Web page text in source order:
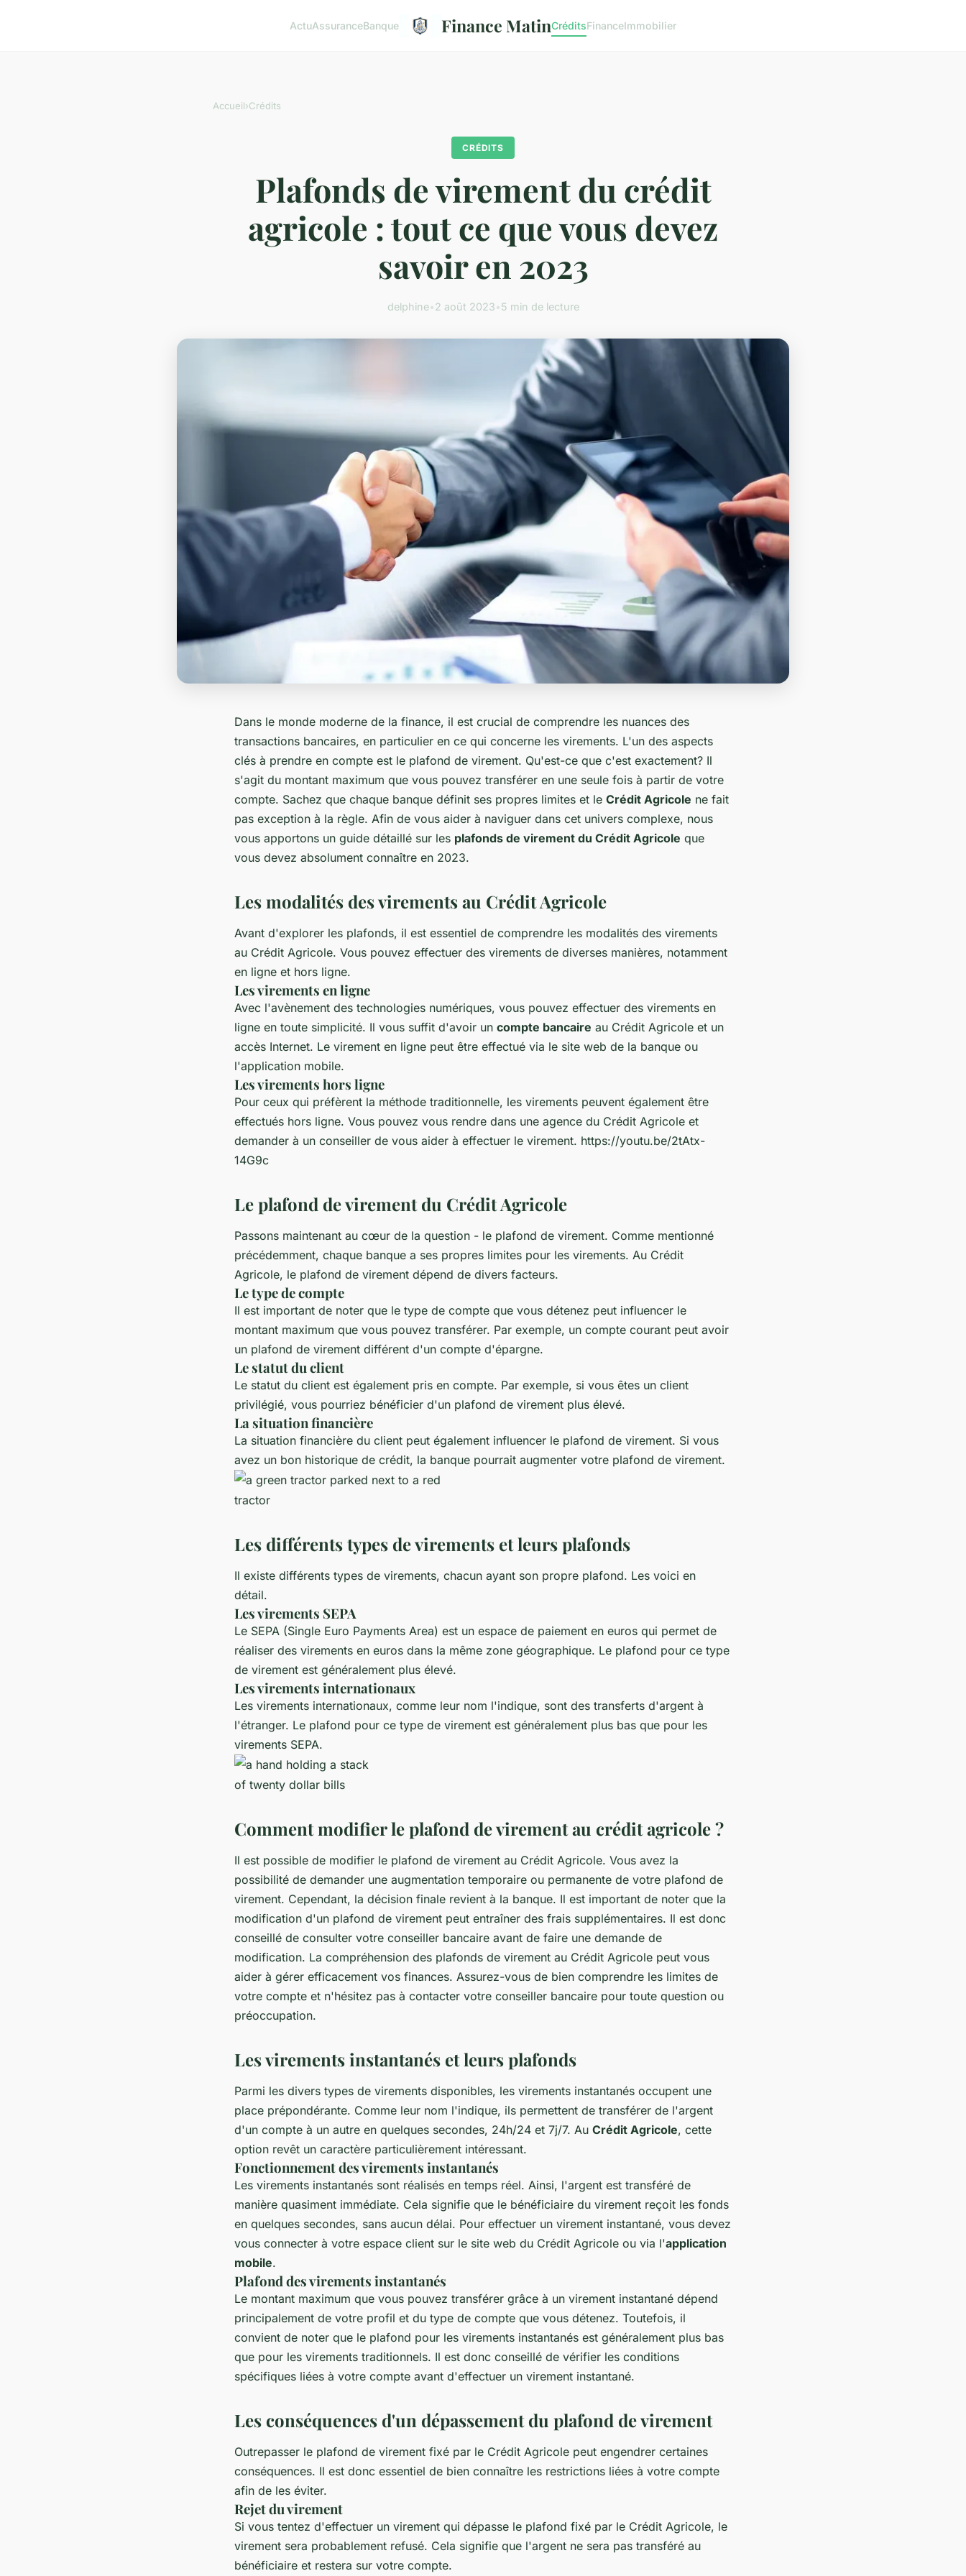
ActuAssuranceBanque Finance MatinCréditsFinanceImmobilier
Accueil›Crédits
CRÉDITS
Plafonds de virement du crédit
agricole : tout ce que vous devez
savoir en 2023
delphine•2 août 2023•5 min de lecture
Dans le monde moderne de la finance, il est crucial de comprendre les nuances des
transactions bancaires, en particulier en ce qui concerne les virements. L'un des aspects
clés à prendre en compte est le plafond de virement. Qu'est-ce que c'est exactement? Il
s'agit du montant maximum que vous pouvez transférer en une seule fois à partir de votre
compte. Sachez que chaque banque définit ses propres limites et le Crédit Agricole ne fait
pas exception à la règle. Afin de vous aider à naviguer dans cet univers complexe, nous
vous apportons un guide détaillé sur les plafonds de virement du Crédit Agricole que
vous devez absolument connaître en 2023.
Les modalités des virements au Crédit Agricole
Avant d'explorer les plafonds, il est essentiel de comprendre les modalités des virements
au Crédit Agricole. Vous pouvez effectuer des virements de diverses manières, notamment
en ligne et hors ligne.
Les virements en ligne
Avec l'avènement des technologies numériques, vous pouvez effectuer des virements en
ligne en toute simplicité. Il vous suffit d'avoir un compte bancaire au Crédit Agricole et un
accès Internet. Le virement en ligne peut être effectué via le site web de la banque ou
l'application mobile.
Les virements hors ligne
Pour ceux qui préfèrent la méthode traditionnelle, les virements peuvent également être
effectués hors ligne. Vous pouvez vous rendre dans une agence du Crédit Agricole et
demander à un conseiller de vous aider à effectuer le virement. https://youtu.be/2tAtx-
14G9c
Le plafond de virement du Crédit Agricole
Passons maintenant au cœur de la question - le plafond de virement. Comme mentionné
précédemment, chaque banque a ses propres limites pour les virements. Au Crédit
Agricole, le plafond de virement dépend de divers facteurs.
Le type de compte
Il est important de noter que le type de compte que vous détenez peut influencer le
montant maximum que vous pouvez transférer. Par exemple, un compte courant peut avoir
un plafond de virement différent d'un compte d'épargne.
Le statut du client
Le statut du client est également pris en compte. Par exemple, si vous êtes un client
privilégié, vous pourriez bénéficier d'un plafond de virement plus élevé.
La situation financière
La situation financière du client peut également influencer le plafond de virement. Si vous
avez un bon historique de crédit, la banque pourrait augmenter votre plafond de virement.
Les différents types de virements et leurs plafonds
Il existe différents types de virements, chacun ayant son propre plafond. Les voici en
détail.
Les virements SEPA
Le SEPA (Single Euro Payments Area) est un espace de paiement en euros qui permet de
réaliser des virements en euros dans la même zone géographique. Le plafond pour ce type
de virement est généralement plus élevé.
Les virements internationaux
Les virements internationaux, comme leur nom l'indique, sont des transferts d'argent à
l'étranger. Le plafond pour ce type de virement est généralement plus bas que pour les
virements SEPA.
Comment modifier le plafond de virement au crédit agricole ?
Il est possible de modifier le plafond de virement au Crédit Agricole. Vous avez la
possibilité de demander une augmentation temporaire ou permanente de votre plafond de
virement. Cependant, la décision finale revient à la banque. Il est important de noter que la
modification d'un plafond de virement peut entraîner des frais supplémentaires. Il est donc
conseillé de consulter votre conseiller bancaire avant de faire une demande de
modification. La compréhension des plafonds de virement au Crédit Agricole peut vous
aider à gérer efficacement vos finances. Assurez-vous de bien comprendre les limites de
votre compte et n'hésitez pas à contacter votre conseiller bancaire pour toute question ou
préoccupation.
Les virements instantanés et leurs plafonds
Parmi les divers types de virements disponibles, les virements instantanés occupent une
place prépondérante. Comme leur nom l'indique, ils permettent de transférer de l'argent
d'un compte à un autre en quelques secondes, 24h/24 et 7j/7. Au Crédit Agricole, cette
option revêt un caractère particulièrement intéressant.
Fonctionnement des virements instantanés
Les virements instantanés sont réalisés en temps réel. Ainsi, l'argent est transféré de
manière quasiment immédiate. Cela signifie que le bénéficiaire du virement reçoit les fonds
en quelques secondes, sans aucun délai. Pour effectuer un virement instantané, vous devez
vous connecter à votre espace client sur le site web du Crédit Agricole ou via l'application
mobile.
Plafond des virements instantanés
Le montant maximum que vous pouvez transférer grâce à un virement instantané dépend
principalement de votre profil et du type de compte que vous détenez. Toutefois, il
convient de noter que le plafond pour les virements instantanés est généralement plus bas
que pour les virements traditionnels. Il est donc conseillé de vérifier les conditions
spécifiques liées à votre compte avant d'effectuer un virement instantané.
Les conséquences d'un dépassement du plafond de virement
Outrepasser le plafond de virement fixé par le Crédit Agricole peut engendrer certaines
conséquences. Il est donc essentiel de bien connaître les restrictions liées à votre compte
afin de les éviter.
Rejet du virement
Si vous tentez d'effectuer un virement qui dépasse le plafond fixé par le Crédit Agricole, le
virement sera probablement refusé. Cela signifie que l'argent ne sera pas transféré au
bénéficiaire et restera sur votre compte.